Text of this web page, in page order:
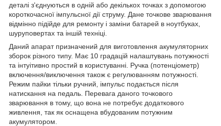
деталі з'єднуються в одній або декількох точках з допомогою
короткочасної імпульсної дії струму. Дане точкове зварювання
відмінно підійде для ремонту і заміни батарей в ноутбуках,
шуруповертах та іншій техніці.
Даний апарат призначений для виготовлення акумуляторних
зборок різного типу. Має 10 градацій налаштувань потужності
та інтуітивно простий в користуванні. Ручка (потенціометр)
включення/виключення також є регулюванням потужності.
Режим пайки тільки ручний, імпульс подається після
натискання на педаль. Перевага даного точкового
зварювання в тому, що вона не потребує додаткового
живлення, так як оснащена вбудованим потужним
акумулятором.